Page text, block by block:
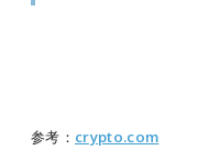
参考： crypto.com